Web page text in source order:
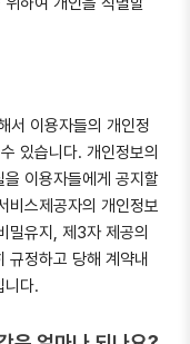
서 이용자들의 개인정
있습니다. 개인정보의
이용자들에게 공지할
비스제공자의 개인정보
밀유지, 제3자 제공의
규정하고 당해 계약내
니다.